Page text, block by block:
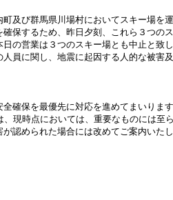
び群馬県川場村においてスキー場を運
するため、昨日夕刻、これら３つの
の営業は３つのスキー場とも中止と致し
に関し、地震に起因する人的な被害
保を最優先に対応を進めてまいります
現時点においては、重要なものには至
認められた場合には改めてご案内いたし